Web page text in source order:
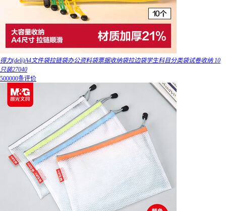
得力(deli)A4文件袋拉链袋办公资料袋票据收纳袋拉边袋学生科目分类袋试卷收纳 10
只装27040
500000条评价